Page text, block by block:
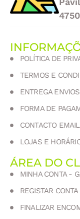
POLÍTICA DE
TERMOS E
ENTREGA ENVIOS
FORMA DE
CONTACTO EMAIL
LOJAS E
ÁREA DO
MINHA CONTA -
REGISTAR CONTA
FINALIZAR